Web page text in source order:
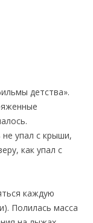
детства».
не упал с крыши,
как упал с
каждую
Полилась масса